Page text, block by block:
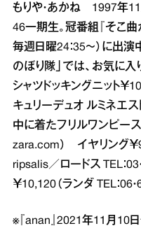
もりや・あかね 1997年
46一期生。冠番組『そこ曲
毎週日曜24：35～）に出
のぼり隊」では、お気に入
シャツドッキングニット￥
キュリーデュオ ルミネエス
中に着たフリルワンピー
zara.com） イヤリング
ripsalis／ロードス TEL：
￥10,120（ランダ TEL：06・
※『anan』2021年11月10